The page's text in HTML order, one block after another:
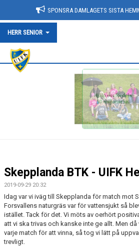
SPONSRA DAMLAGETS SISTA
HERR SENIOR
NYHETER
DOKUMENT
KONTAKT
MATCHER
BORGÅS TANKAR
Skepplanda BTK - UIFK
2019-09-29 20:32
Idag var vi iväg till Skepplanda för match mot
Forsvallens naturgräs var för vattensjukt så
istället. Tack för det. Vi möts av oerhört
att vi ska trivas och kanske inte ge allt. Men då
varje match för att vinna, så tog vi lätt på
trevligt.